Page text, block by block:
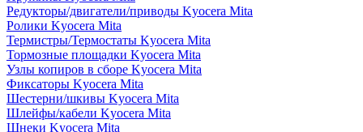
Редукторы/двигатели/приводы Kyocera Mita
Ролики Kyocera Mita
Термистры/Термостаты Kyocera Mita
Тормозные площадки Kyocera Mita
Узлы копиров в сборе Kyocera Mita
Фиксаторы Kyocera Mita
Шестерни/шкивы Kyocera Mita
Шлейфы/кабели Kyocera Mita
Шнеки Kyocera Mita